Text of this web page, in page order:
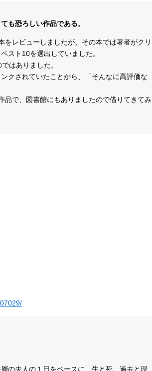
も恐ろしい作品である。
をレビューしましたが、その本では著者がクリ
スト10を選出していました。
はありました。
クされていたことから、「そんなに高評価な
品で、図書館にもありましたので借りてきてみ
の夫人の１日をベースに、生と死、過去と現